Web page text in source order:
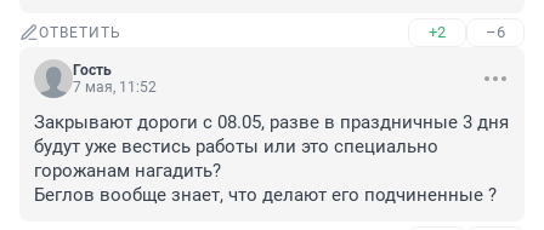
ОТВЕТИТЬ +2 –6
Гость
7 мая, 11:52
Закрывают дороги с 08.05, разве в праздничные 3 дня
будут уже вестись работы или это специально
горожанам нагадить?
Беглов вообще знает, что делают его подчиненные ?